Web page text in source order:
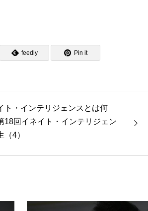
feedly Pin it
ト・インテリジェンスとは何
18回イネイト・インテリジェン
（4）